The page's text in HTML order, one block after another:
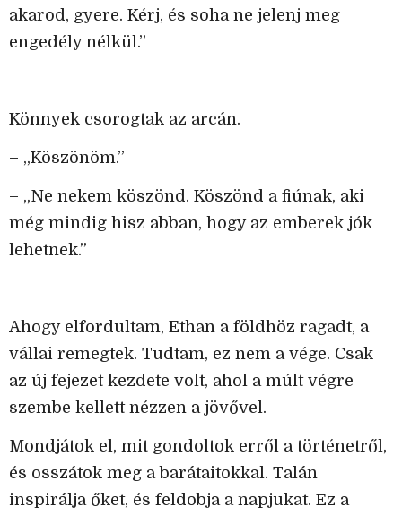
akarod, gyere. Kérj, és soha ne jelenj meg
engedély nélkül.”
Könnyek csorogtak az arcán.
– „Köszönöm.”
– „Ne nekem köszönd. Köszönd a fiúnak, aki
még mindig hisz abban, hogy az emberek jók
lehetnek.”
Ahogy elfordultam, Ethan a földhöz ragadt, a
vállai remegtek. Tudtam, ez nem a vége. Csak
az új fejezet kezdete volt, ahol a múlt végre
szembe kellett nézzen a jövővel.
Mondjátok el, mit gondoltok erről a történetről,
és osszátok meg a barátaitokkal. Talán
inspirálja őket, és feldobja a napjukat. Ez a